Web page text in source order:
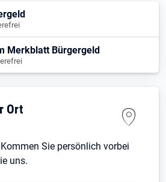
Merkblatt Bürgergeld
Ort
Sie persönlich vorbei
uns.